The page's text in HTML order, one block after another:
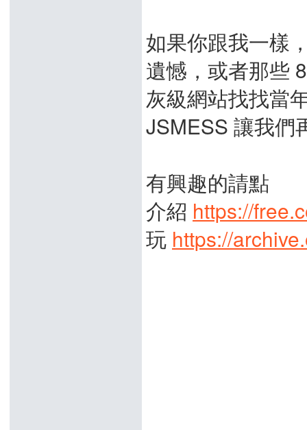
如果你跟我一樣
遺憾，或者那些
灰級網站找找當
JSMESS 讓我們
有興趣的請點
介紹 https://
玩 https://